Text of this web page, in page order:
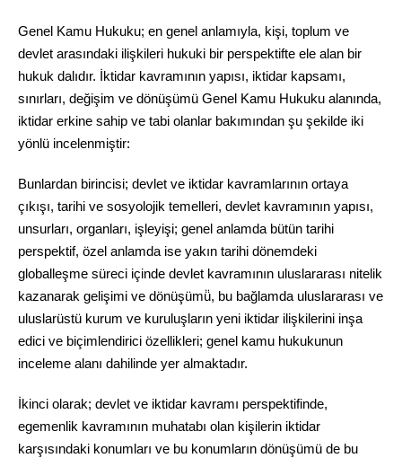
Genel Kamu Hukuku; en genel anlamıyla, kişi, toplum ve
devlet arasındaki ilişkileri hukuki bir perspektifte ele alan bir
hukuk dalıdır. İktidar kavramının yapısı, iktidar kapsamı,
sınırları, değişim ve dönüşümü Genel Kamu Hukuku alanında,
iktidar erkine sahip ve tabi olanlar bakımından şu şekilde iki
yönlü incelenmiştir:
Bunlardan birincisi; devlet ve iktidar kavramlarının ortaya
çıkışı, tarihi ve sosyolojik temelleri, devlet kavramının yapısı,
unsurları, organları, işleyişi; genel anlamda bütün tarihi
perspektif, özel anlamda ise yakın tarihi dönemdeki
globalleşme süreci içinde devlet kavramının uluslararası nitelik
kazanarak gelişimi ve dönüşümü̈, bu bağlamda uluslararası ve
uluslarüstü kurum ve kuruluşların yeni iktidar ilişkilerini inşa
edici ve biçimlendirici özellikleri; genel kamu hukukunun
inceleme alanı dahilinde yer almaktadır.
İkinci olarak; devlet ve iktidar kavramı perspektifinde,
egemenlik kavramının muhatabı olan kişilerin iktidar
karşısındaki konumları ve bu konumların dönüşümü de bu